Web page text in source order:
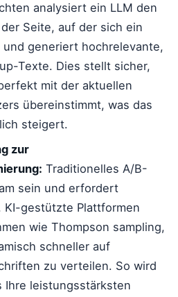
analysiert ein LLM den
Seite, auf der sich ein
generiert hochrelevante,
Texte. Dies stellt sicher,
mit der aktuellen
übereinstimmt, was das
steigert.
zur
Traditionelles A/B-
sein und erfordert
KI-gestützte Plattformen
wie Thompson sampling,
schneller auf
zu verteilen. So wird
Ihre leistungsstärksten